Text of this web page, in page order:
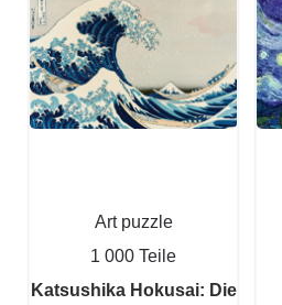
Art puzzle
1 000 Teile
Katsushika Hokusai: Die